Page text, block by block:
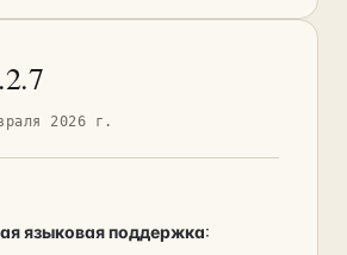
2026 г.
языковая поддержка: